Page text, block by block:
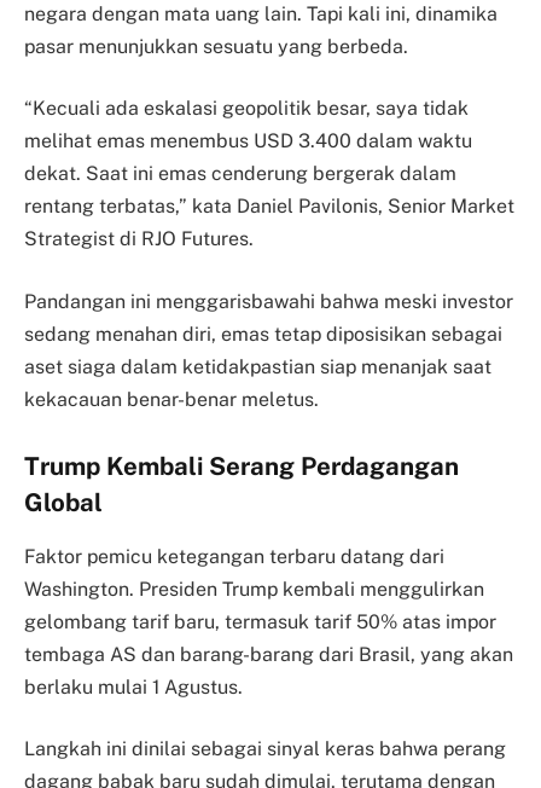
negara dengan mata uang lain. Tapi kali ini, dinamika
pasar menunjukkan sesuatu yang berbeda.
“Kecuali ada eskalasi geopolitik besar, saya tidak
melihat emas menembus USD 3.400 dalam waktu
dekat. Saat ini emas cenderung bergerak dalam
rentang terbatas,” kata Daniel Pavilonis, Senior Market
Strategist di RJO Futures.
Pandangan ini menggarisbawahi bahwa meski investor
sedang menahan diri, emas tetap diposisikan sebagai
aset siaga dalam ketidakpastian siap menanjak saat
kekacauan benar-benar meletus.
Trump Kembali Serang Perdagangan
Global
Faktor pemicu ketegangan terbaru datang dari
Washington. Presiden Trump kembali menggulirkan
gelombang tarif baru, termasuk tarif 50% atas impor
tembaga AS dan barang-barang dari Brasil, yang akan
berlaku mulai 1 Agustus.
Langkah ini dinilai sebagai sinyal keras bahwa perang
dagang babak baru sudah dimulai, terutama dengan